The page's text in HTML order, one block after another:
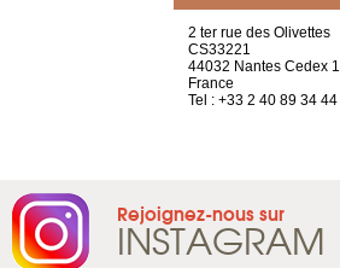
2 ter rue des Olivettes
CS33221
44032 Nantes Cedex 1
France
Tel : +33 2 40 89 34 44
Rejoignez-nous sur
INSTAGRAM